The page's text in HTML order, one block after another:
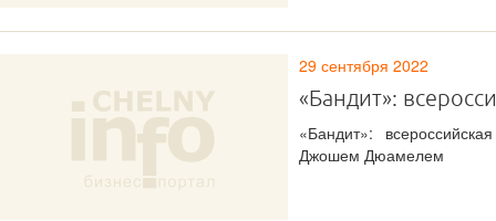
29 сентября 2022
«Бандит»:
«Бандит»:
Джошем Дюамелем